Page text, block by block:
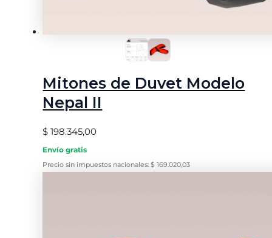
Mitones de Duvet Modelo
Nepal II
$ 198.345,00
Envío gratis
Precio sin impuestos nacionales:$ 169.020,03